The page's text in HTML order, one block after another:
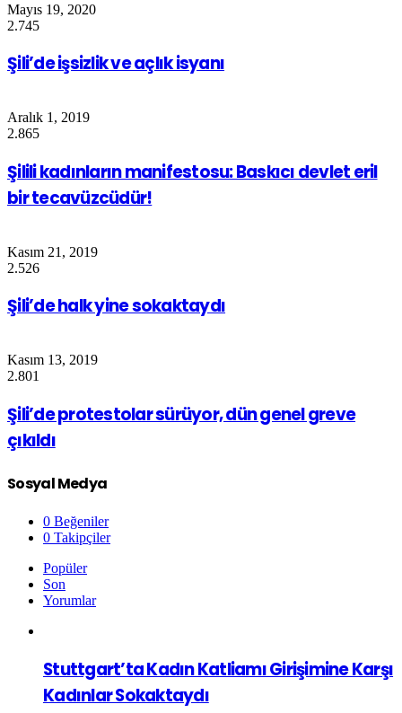
Mayıs 19, 2020
2.745
Şili’de işsizlik ve açlık isyanı
Aralık 1, 2019
2.865
Şilili kadınların manifestosu: Baskıcı devlet eril
bir tecavüzcüdür!
Kasım 21, 2019
2.526
Şili’de halk yine sokaktaydı
Kasım 13, 2019
2.801
Şili’de protestolar sürüyor, dün genel greve
çıkıldı
Sosyal Medya
0 Beğeniler
0 Takipçiler
Popüler
Son
Yorumlar
Stuttgart’ta Kadın Katliamı Girişimine Karşı
Kadınlar Sokaktaydı